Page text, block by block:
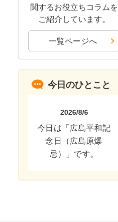
関するお役立ちコラムを
ご紹介しています。
一覧ページへ
今日のひとこと
2026/8/6
今日は「広島平和記
念日（広島原爆
忌）」です。